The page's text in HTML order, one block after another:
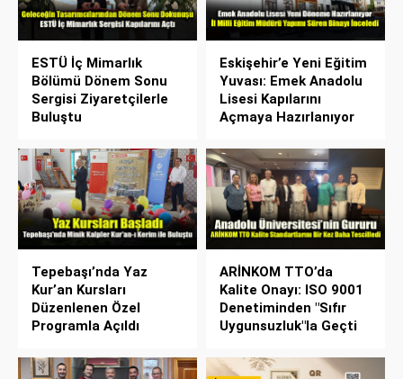
ESTÜ İç Mimarlık
Bölümü Dönem Sonu
Sergisi Ziyaretçilerle
Buluştu
Eskişehir’e Yeni Eğitim
Yuvası: Emek Anadolu
Lisesi Kapılarını
Açmaya Hazırlanıyor
Tepebaşı’nda Yaz
Kur’an Kursları
Düzenlenen Özel
Programla Açıldı
ARİNKOM TTO’da
Kalite Onayı: ISO 9001
Denetiminden "Sıfır
Uygunsuzluk"la Geçti